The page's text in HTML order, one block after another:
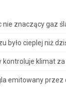
nie znaczący gaz
było cieplej niż
kontroluje klimat
emitowany przez